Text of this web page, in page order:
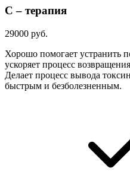
С – терапия
29000 руб.
Хорошо помогает устранить
ускоряет процесс
Делает процесс вывода
быстрым и безболезненным.